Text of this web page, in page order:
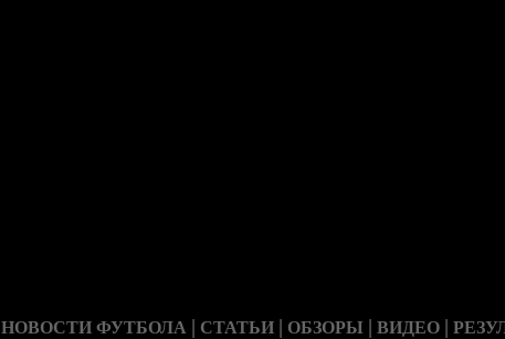
НОВОСТИ ФУТБОЛА | СТАТЬИ | ОБЗОРЫ | ВИДЕО |